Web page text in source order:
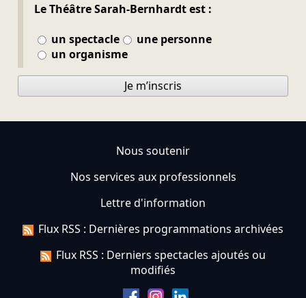
Le Théâtre Sarah-Bernhardt est :
un spectacle
une personne
un organisme
Je m’inscris
Nous soutenir
Nos services aux professionnels
Lettre d'information
Flux RSS : Dernières programmations archivées
Flux RSS : Derniers spectacles ajoutés ou
modifiés